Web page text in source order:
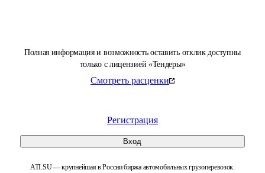
Полная информация и возможность оставить отклик доступны
только с лицензией «Тендеры»
Смотреть расценки
Регистрация
Вход
ATI.SU — крупнейшая в России биржа автомобильных грузоперевозок.